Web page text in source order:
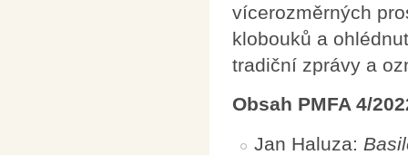
vícerozměrných
klobouků a
tradiční zprávy a
Obsah PMFA 4/
Jan Haluza: